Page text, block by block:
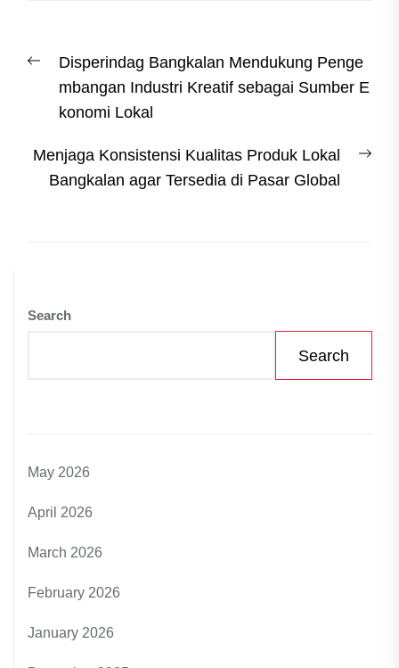
navigation
Previous
post:
Disperindag Bangkalan Mendukung Penge
mbangan Industri Kreatif sebagai Sumber E
konomi Lokal
Menjaga Konsistensi Kualitas Produk Lokal
Bangkalan agar Tersedia di Pasar Global
Search
Search
May 2026
April 2026
March 2026
February 2026
January 2026